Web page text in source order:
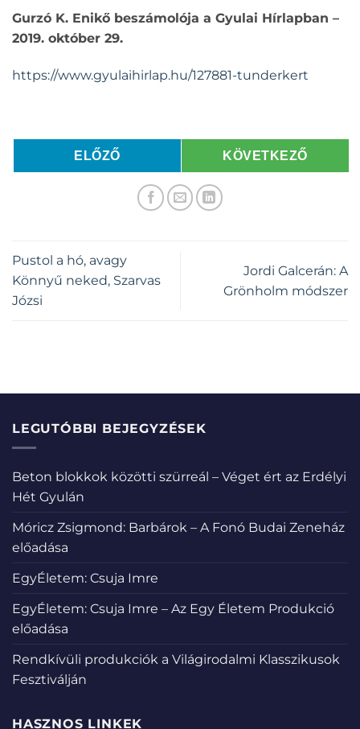
Gurzó K. Enikő beszámolója a Gyulai Hírlapban –
2019. október 29.
https://www.gyulaihirlap.hu/127881-tunderkert
ELŐZŐ KÖVETKEZŐ
Pustol a hó, avagy
Könnyű neked, Szarvas
Józsi
Jordi Galcerán: A
Grönholm módszer
LEGUTÓBBI BEJEGYZÉSEK
Beton blokkok közötti szürreál – Véget ért az Erdélyi
Hét Gyulán
Móricz Zsigmond: Barbárok – A Fonó Budai Zeneház
előadása
EgyÉletem: Csuja Imre
EgyÉletem: Csuja Imre – Az Egy Életem Produkció
előadása
Rendkívüli produkciók a Világirodalmi Klasszikusok
Fesztiválján
HASZNOS LINKEK